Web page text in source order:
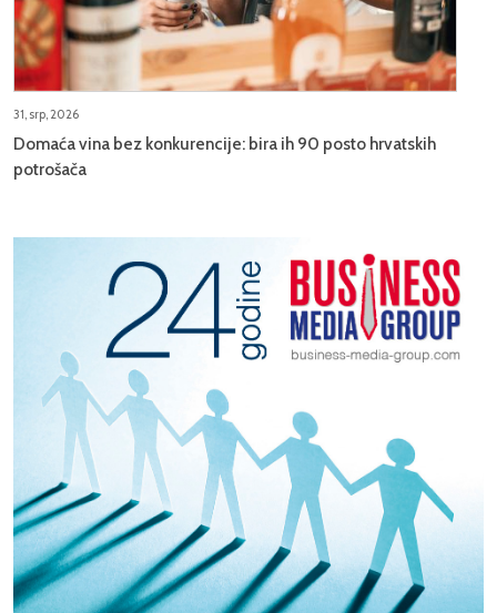
31, srp, 2026
Domaća vina bez konkurencije: bira ih 90 posto hrvatskih
potrošača